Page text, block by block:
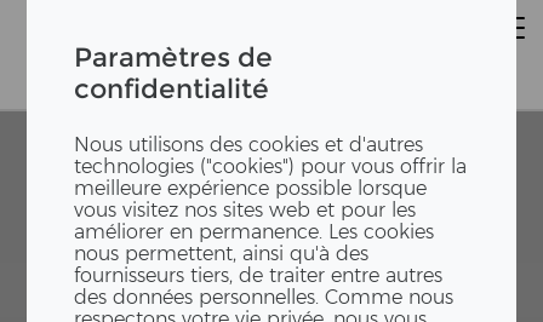
Paramètres de
confidentialité
Nous utilisons des cookies et d'autres
technologies ("cookies") pour vous offrir la
meilleure expérience possible lorsque
vous visitez nos sites web et pour les
améliorer en permanence. Les cookies
nous permettent, ainsi qu'à des
fournisseurs tiers, de traiter entre autres
des données personnelles. Comme nous